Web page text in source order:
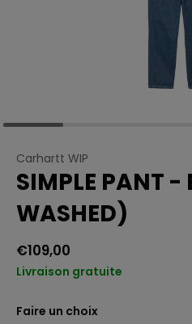
Carhartt WIP
SIMPLE PANT -
WASHED)
€109,00
Livraison gratuite
Faire un choix